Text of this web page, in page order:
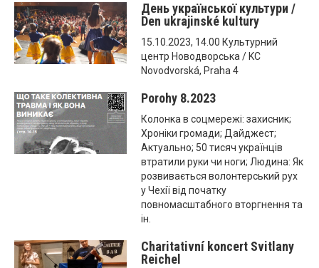
День української культури /
Den ukrajinské kultury
15.10.2023, 14.00 Культурний
центр Новодворська / KC
Novodvorská, Praha 4
Porohy 8.2023
Колонка в соцмережі: захисник;
Хроніки громади; Дайджест;
Актуально; 50 тисяч українців
втратили руки чи ноги; Людина: Як
розвивається волонтерський рух
у Чехії від початку
повномасштабного вторгнення та
ін.
Charitativní koncert Svitlany
Reichel